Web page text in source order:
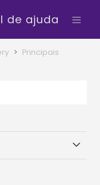
de ajuda
Principais